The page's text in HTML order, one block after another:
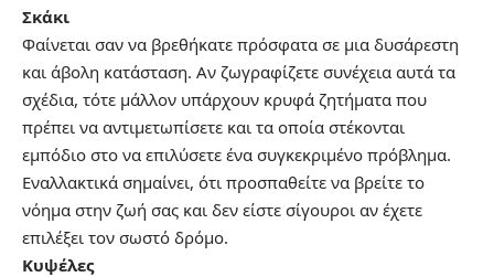
Σκάκι
Φαίνεται σαν να βρεθήκατε πρόσφατα σε μια δυσάρεστη
και άβολη κατάσταση. Αν ζωγραφίζετε συνέχεια αυτά τα
σχέδια, τότε μάλλον υπάρχουν κρυφά ζητήματα που
πρέπει να αντιμετωπίσετε και τα οποία στέκονται
εμπόδιο στο να επιλύσετε ένα συγκεκριμένο πρόβλημα.
Εναλλακτικά σημαίνει, ότι προσπαθείτε να βρείτε το
νόημα στην ζωή σας και δεν είστε σίγουροι αν έχετε
επιλέξει τον σωστό δρόμο.
Κυψέλες